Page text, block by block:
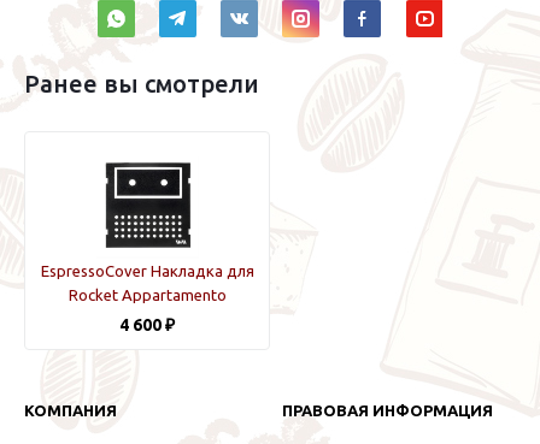
Ранее вы смотрели
EspressoCover Накладка для
Rocket Appartamento
4 600 ₽
КОМПАНИЯ ПРАВОВАЯ ИНФОРМАЦИЯ